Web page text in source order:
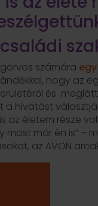
számára
hogy az
és
hivatást
az életem része
már én is” –
az AVON